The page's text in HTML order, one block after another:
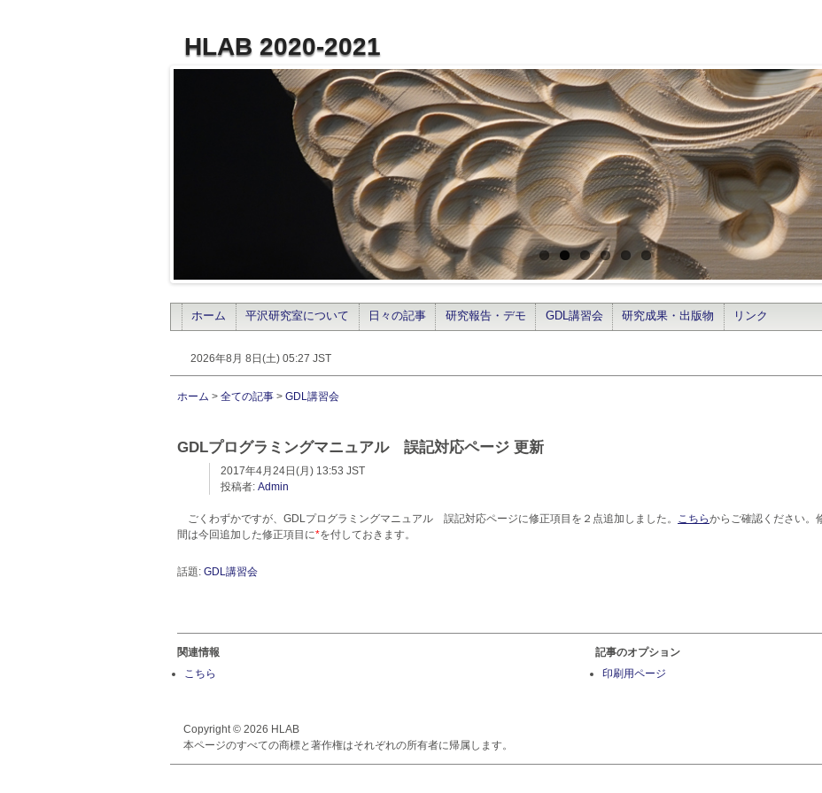
HLAB 2020-2021
ホーム 平沢研究室について 日々の記事 研究報告・デモ GDL講習会 研究成果・出版物 リンク
2026年8月 8日(土) 05:27 JST
ホーム > 全ての記事 > GDL講習会
GDLプログラミングマニュアル 誤記対応ページ 更新
2017年4月24日(月) 13:53 JST
投稿者: Admin
ごくわずかですが、GDLプログラミングマニュアル 誤記対応ページに修正項目を２点追加しました。 こちらからご確認ください。
間は今回追加した修正項目に*を付しておきます。
話題: GDL講習会
関連情報
こちら
記事のオプション
印刷用ページ
Copyright © 2026 HLAB
本ページのすべての商標と著作権はそれぞれの所有者に帰属します。